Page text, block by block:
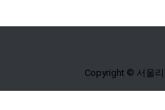
Copyright © 서울리